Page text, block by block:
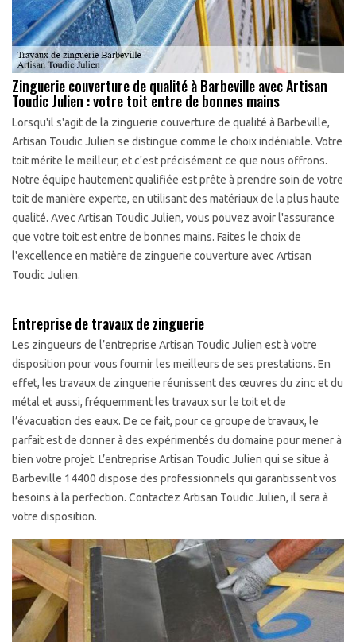
Zinguerie couverture de qualité à Barbeville avec Artisan
Toudic Julien : votre toit entre de bonnes mains
Lorsqu'il s'agit de la zinguerie couverture de qualité à Barbeville,
Artisan Toudic Julien se distingue comme le choix indéniable. Votre
toit mérite le meilleur, et c'est précisément ce que nous offrons.
Notre équipe hautement qualifiée est prête à prendre soin de votre
toit de manière experte, en utilisant des matériaux de la plus haute
qualité. Avec Artisan Toudic Julien, vous pouvez avoir l'assurance
que votre toit est entre de bonnes mains. Faites le choix de
l'excellence en matière de zinguerie couverture avec Artisan
Toudic Julien.
Entreprise de travaux de zinguerie
Les zingueurs de l’entreprise Artisan Toudic Julien est à votre
disposition pour vous fournir les meilleurs de ses prestations. En
effet, les travaux de zinguerie réunissent des œuvres du zinc et du
métal et aussi, fréquemment les travaux sur le toit et de
l’évacuation des eaux. De ce fait, pour ce groupe de travaux, le
parfait est de donner à des expérimentés du domaine pour mener à
bien votre projet. L’entreprise Artisan Toudic Julien qui se situe à
Barbeville 14400 dispose des professionnels qui garantissent vos
besoins à la perfection. Contactez Artisan Toudic Julien, il sera à
votre disposition.